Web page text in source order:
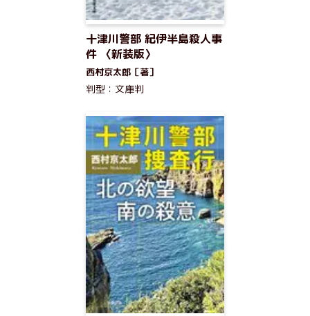
十津川警部 紀伊半島殺人事
件 〈新装版〉
西村京太郎［著］
判型：文庫判